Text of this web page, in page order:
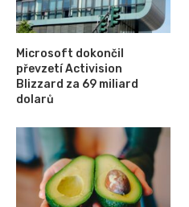
Microsoft dokončil
převzetí Activision
Blizzard za 69 miliard
dolarů